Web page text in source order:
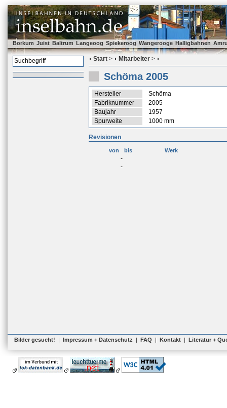
Borkum Juist Baltrum Langeoog Spiekeroog Wangerooge Halligbahnen
Start > Mitarbeiter >
Schöma 2005
Hersteller
Schöma
Fabriknummer
2005
Baujahr
1957
Spurweite
1000 mm
Revisionen
von bis Werk
-
-
Bilder gesucht! | Impressum + Datenschutz | FAQ | Kontakt | Literatur +